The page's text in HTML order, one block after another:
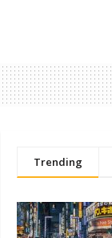
Trending